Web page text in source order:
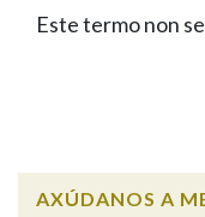
Facebook
TwitterYoutubeInstagram
BUSCAR NOS
Remata por
Este termo non
AXÚDANOS A